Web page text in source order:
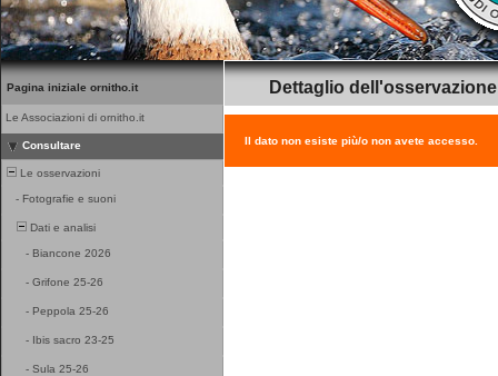
Pagina iniziale ornitho.it
Le Associazioni di ornitho.it
Consultare
Le osservazioni
- Fotografie e suoni
Dati e analisi
- Biancone 2026
- Grifone 25-26
- Peppola 25-26
- Ibis sacro 23-25
- Sula 25-26
Dettaglio dell'osservazione
Il dato non esiste più/o non avete accesso.